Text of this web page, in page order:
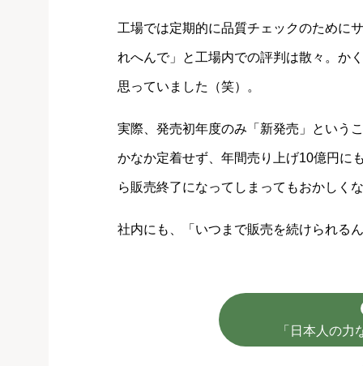
工場では定期的に品質チェックのために
れへんで」と工場内での評判は散々。か
思っていました（笑）。
実際、発売初年度のみ「新発売」という
かなか定着せず、年間売り上げ10億円に
ら販売終了になってしまってもおかしく
社内にも、「いつまで販売を続けられる
「日本人の